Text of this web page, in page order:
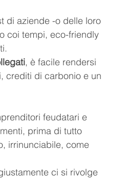
di aziende -o delle loro
coi tempi, eco-friendly
, è facile rendersi
crediti di carbonio e un
feudatari e
prima di tutto
irrinunciabile, come
ci si rivolge